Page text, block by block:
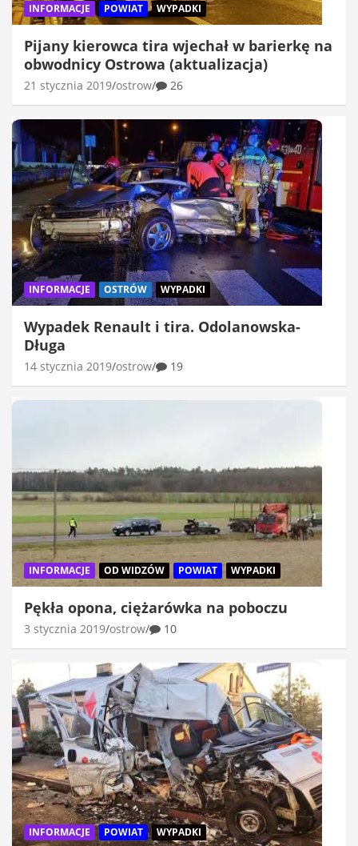
INFORMACJE POWIAT WYPADKI
Pijany kierowca tira wjechał w barierkę na
obwodnicy Ostrowa (aktualizacja)
21 stycznia 2019 ostrow 26
INFORMACJE OSTRÓW WYPADKI
Wypadek Renault i tira. Odolanowska-
Długa
14 stycznia 2019 ostrow 19
INFORMACJE OD WIDZÓW POWIAT WYPADKI
Pękła opona, ciężarówka na poboczu
3 stycznia 2019 ostrow 10
INFORMACJE POWIAT WYPADKI